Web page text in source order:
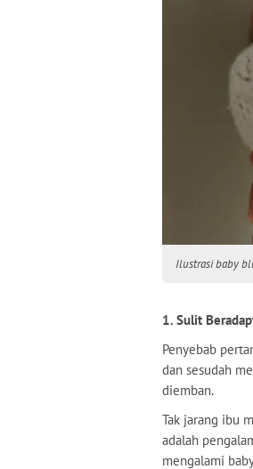
Ilustrasi baby
1. Sulit
Penyebab
dan sesudah
diemban.
Tak jarang ibu
adalah
mengalami